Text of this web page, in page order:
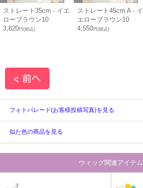
ストレート35cm - イエ
ローブラウン10
3,820円(税込)
ストレート45cm A - イ
エローブラウン10
4,550円(税込)
フォトパレード(お客様投稿写真)を見る
似た色の商品を見る
ウィッグ関連アイテム